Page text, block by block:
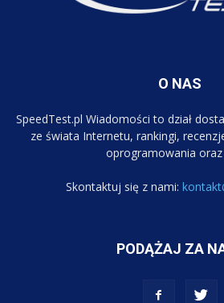
O NAS
SpeedTest.pl Wiadomości to dział
ze świata Internetu, rankingi,
oprogramowania oraz
Skontaktuj się z nami:
PODĄŻAJ ZA